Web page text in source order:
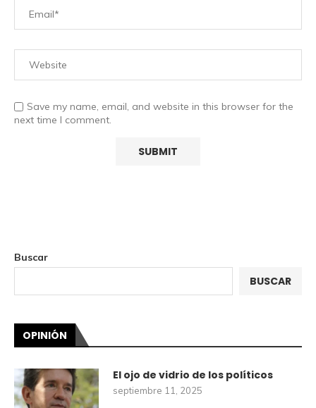
Save my name, email, and website in this browser for the
next time I comment.
Buscar
BUSCAR
OPINIÓN
El ojo de vidrio de los políticos
septiembre 11, 2025